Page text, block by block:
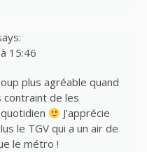
15:46
plus agréable quand
contraint de les
J’apprécie
le TGV qui a un air de
le métro !